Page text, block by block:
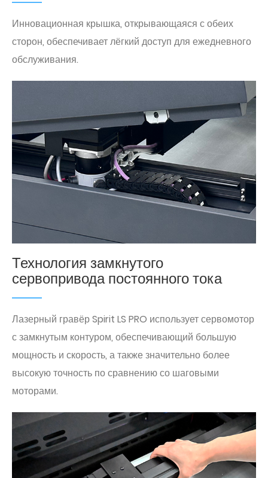
Инновационная крышка, открывающаяся с обеих
сторон, обеспечивает лёгкий доступ для ежедневного
обслуживания.
Технология замкнутого
сервопривода постоянного тока
Лазерный гравёр Spirit LS PRO использует сервомотор
с замкнутым контуром, обеспечивающий большую
мощность и скорость, а также значительно более
высокую точность по сравнению со шаговыми
моторами.